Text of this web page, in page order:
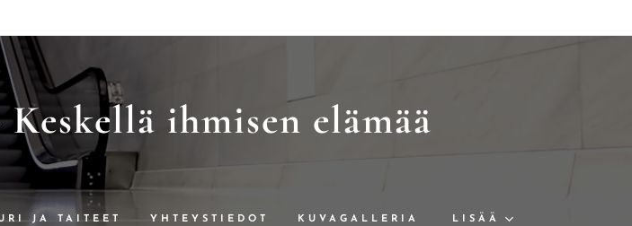
ihmisen elämää
JA TAITEET YHTEYSTIEDOT KUVAGALLERIA LISÄÄ